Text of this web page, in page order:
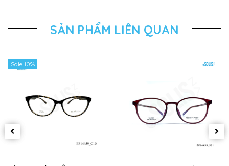
SẢN PHẨM LIÊN QUAN
Sale 10%